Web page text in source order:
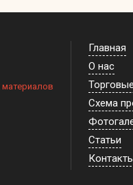
Главная
О нас
Схема
Статьи